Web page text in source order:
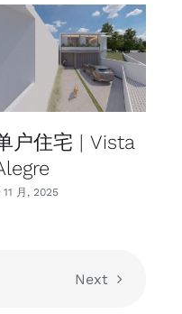
户住宅 | Vista
11 月, 2025
Next